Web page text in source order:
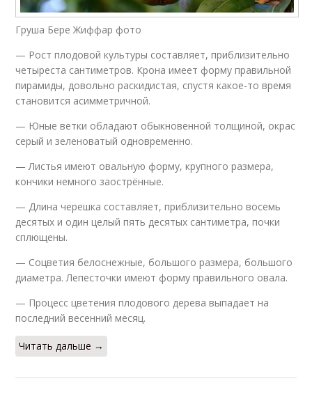
Груша Бере Жиффар фото
— Рост плодовой культуры составляет, приблизительно
четыреста сантиметров. Крона имеет форму правильной
пирамиды, довольно раскидистая, спустя какое-то время
становится асимметричной.
— Юные ветки обладают обыкновенной толщиной, окрас
серый и зеленоватый одновременно.
— Листья имеют овальную форму, крупного размера,
кончики немного заострённые.
— Длина черешка составляет, приблизительно восемь
десятых и один целый пять десятых сантиметра, почки
сплющены.
— Соцветия белоснежные, большого размера, большого
диаметра. Лепесточки имеют форму правильного овала.
— Процесс цветения плодового дерева выпадает на
последний весенний месяц.
Читать дальше →